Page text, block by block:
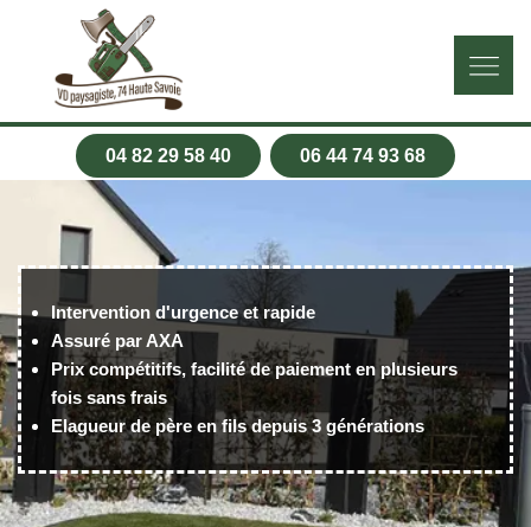
04 82 29 58 40 06 44 74 93 68
Intervention d'urgence et rapide
Assuré par AXA
Prix compétitifs, facilité de paiement en plusieurs
fois sans frais
Elagueur de père en fils depuis 3 générations